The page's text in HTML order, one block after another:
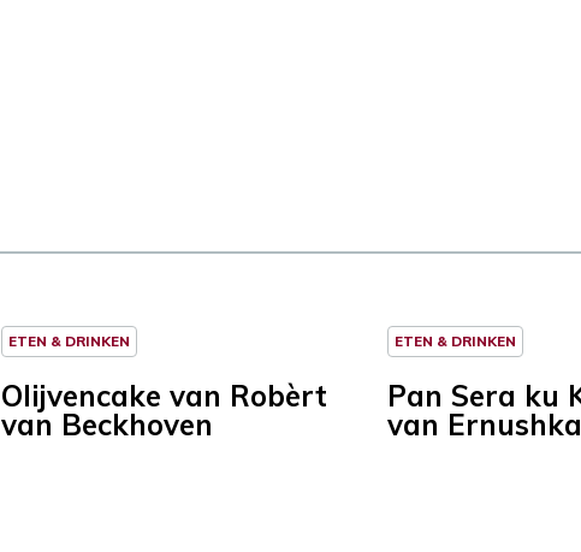
ETEN & DRINKEN
Olijvencake van Robèrt
van Beckhoven
ETEN & DRINKEN
Pan Sera ku
van